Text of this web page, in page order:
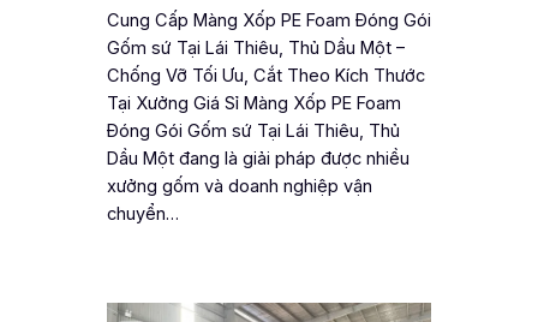
Cung Cấp Màng Xốp PE Foam Đóng Gói
Gốm sứ Tại Lái Thiêu, Thủ Dầu Một –
Chống Vỡ Tối Ưu, Cắt Theo Kích Thước
Tại Xưởng Giá Sỉ Màng Xốp PE Foam
Đóng Gói Gốm sứ Tại Lái Thiêu, Thủ
Dầu Một đang là giải pháp được nhiều
xưởng gốm và doanh nghiệp vận
chuyển…